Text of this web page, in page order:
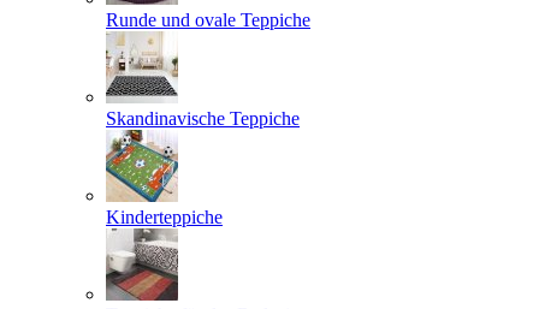
Runde und ovale Teppiche
Skandinavische Teppiche
Kinderteppiche